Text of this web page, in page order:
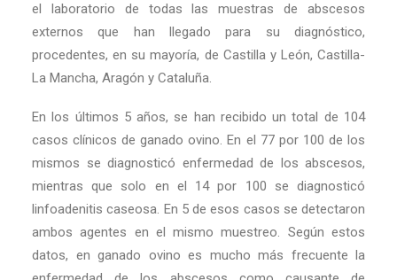
el laboratorio de todas las muestras de abscesos
externos que han llegado para su diagnóstico,
procedentes, en su mayoría, de Castilla y León, Castilla-
La Mancha, Aragón y Cataluña.
En los últimos 5 años, se han recibido un total de 104
casos clínicos de ganado ovino. En el 77 por 100 de los
mismos se diagnosticó enfermedad de los abscesos,
mientras que solo en el 14 por 100 se diagnosticó
linfoadenitis caseosa. En 5 de esos casos se detectaron
ambos agentes en el mismo muestreo. Según estos
datos, en ganado ovino es mucho más frecuente la